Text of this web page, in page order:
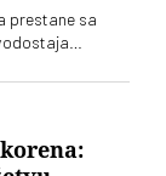
prestane sa
1999. i
2025.